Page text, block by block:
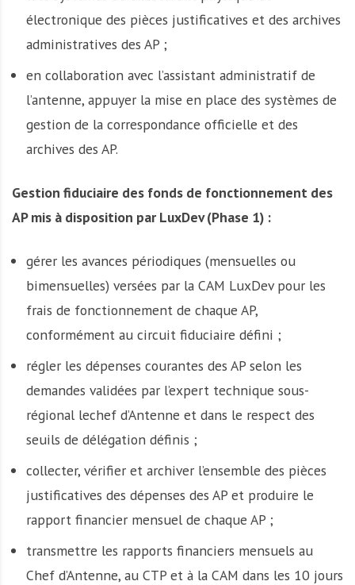
électronique des pièces justificatives et des archives
administratives des AP ;
en collaboration avec l’assistant administratif de
l’antenne, appuyer la mise en place des systèmes de
gestion de la correspondance officielle et des
archives des AP.
Gestion fiduciaire des fonds de fonctionnement des
AP mis à disposition par LuxDev (Phase 1) :
gérer les avances périodiques (mensuelles ou
bimensuelles) versées par la CAM LuxDev pour les
frais de fonctionnement de chaque AP,
conformément au circuit fiduciaire défini ;
régler les dépenses courantes des AP selon les
demandes validées par l’expert technique sous-
régional lechef d’Antenne et dans le respect des
seuils de délégation définis ;
collecter, vérifier et archiver l’ensemble des pièces
justificatives des dépenses des AP et produire le
rapport financier mensuel de chaque AP ;
transmettre les rapports financiers mensuels au
Chef d’Antenne, au CTP et à la CAM dans les 10 jours